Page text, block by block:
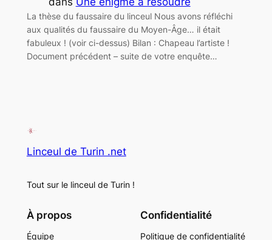
La thèse du faussaire du linceul Nous avons réfléchi
aux qualités du faussaire du Moyen-Âge… il était
fabuleux ! (voir ci-dessus) Bilan : Chapeau l’artiste !
Document précédent – suite de votre enquête…
Linceul de Turin .net
Tout sur le linceul de Turin !
À propos
Équipe
Confidentialité
Politique de confidentialité